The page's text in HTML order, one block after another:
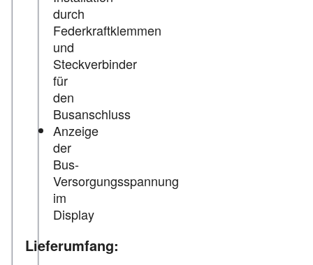
durch
Federkraftklemmen
und
Steckverbinder
für
den
Busanschluss
Anzeige
der
Bus-
Versorgungsspannung
im
Display
Lieferumfang: